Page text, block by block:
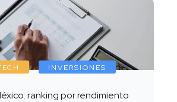
INVERSIONES
ranking por rendimiento